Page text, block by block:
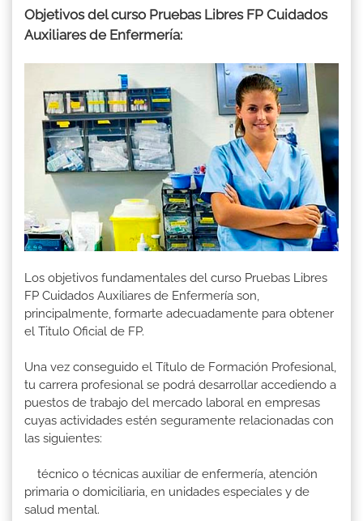
Objetivos del curso Pruebas Libres FP Cuidados
Auxiliares de Enfermería:
Los objetivos fundamentales del curso Pruebas Libres
FP Cuidados Auxiliares de Enfermería son,
principalmente, formarte adecuadamente para obtener
el Titulo Oficial de FP.
Una vez conseguido el Título de Formación Profesional,
tu carrera profesional se podrá desarrollar accediendo a
puestos de trabajo del mercado laboral en empresas
cuyas actividades estén seguramente relacionadas con
las siguientes:
técnico o técnicas auxiliar de enfermería, atención
primaria o domiciliaria, en unidades especiales y de
salud mental.